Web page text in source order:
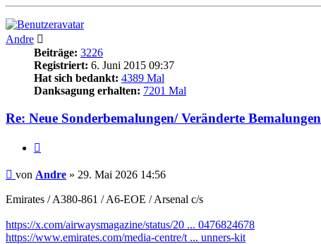
Andre
Beiträge: 3226
Registriert: 6. Juni 2015 09:37
Hat sich bedankt: 4389 Mal
Danksagung erhalten: 7201 Mal
Re: Neue Sonderbemalungen/ Veränderte Bemalungen
Beitrag
von Andre » 29. Mai 2026 14:56
Emirates / A380-861 / A6-EOE / Arsenal c/s
https://x.com/airwaysmagazine/status/20 ... 0476824678
https://www.emirates.com/media-centre/t ... unners-kit